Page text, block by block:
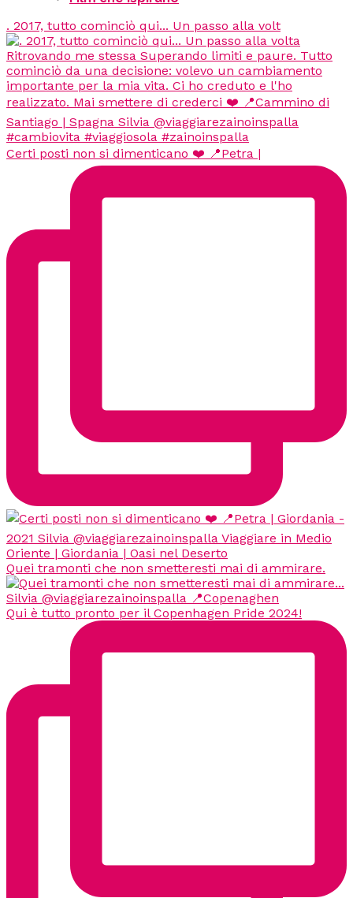
. 2017, tutto cominciò qui... Un passo alla volt
Certi posti non si dimenticano ❤️ 📍Petra |
Quei tramonti che non smetteresti mai di ammirare.
Qui è tutto pronto per il Copenhagen Pride 2024!